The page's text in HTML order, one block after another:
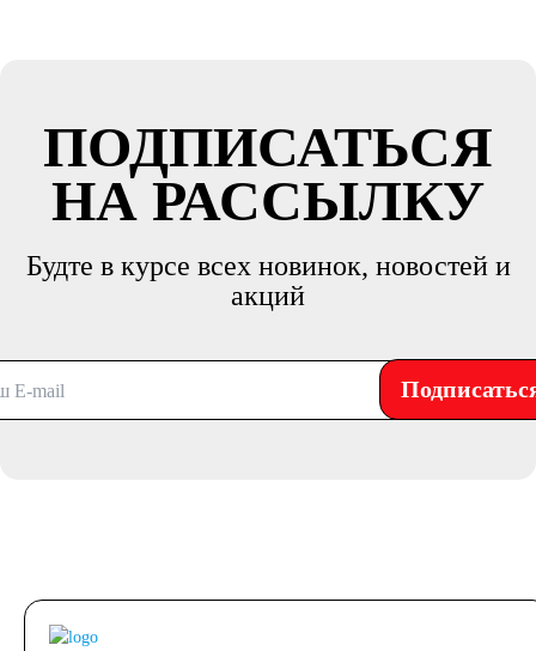
ПОДПИСАТЬСЯ
НА РАССЫЛКУ
Будте в курсе всех новинок, новостей и
акций